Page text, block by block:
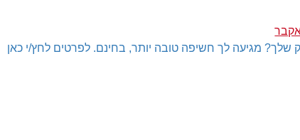
שלך? מגיעה לך חשיפה טובה יותר, בחינם. לפרטים לחץ/י כאן